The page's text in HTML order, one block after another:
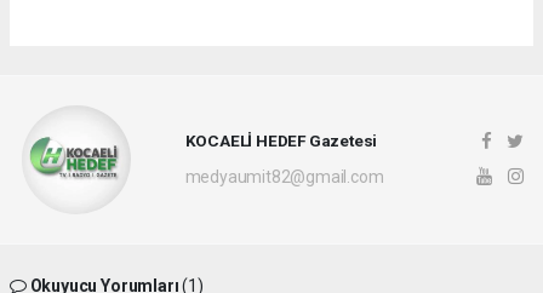
KOCAELİ HEDEF Gazetesi
medyaumit82@gmail.com
Okuyucu Yorumları(1)